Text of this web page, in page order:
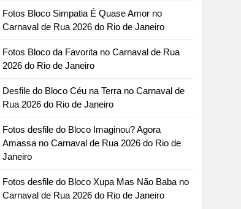
Fotos Bloco Simpatia É Quase Amor no
Carnaval de Rua 2026 do Rio de Janeiro
Fotos Bloco da Favorita no Carnaval de Rua
2026 do Rio de Janeiro
Desfile do Bloco Céu na Terra no Carnaval de
Rua 2026 do Rio de Janeiro
Fotos desfile do Bloco Imaginou? Agora
Amassa no Carnaval de Rua 2026 do Rio de
Janeiro
Fotos desfile do Bloco Xupa Mas Não Baba no
Carnaval de Rua 2026 do Rio de Janeiro